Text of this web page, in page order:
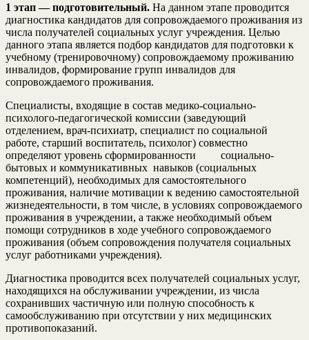
1 этап — подготовительный. На данном этапе проводится
диагностика кандидатов для сопровождаемого проживания из
числа получателей социальных услуг учреждения. Целью
данного этапа является подбор кандидатов для подготовки к
учебному (тренировочному) сопровождаемому проживанию
инвалидов, формирование групп инвалидов для
сопровождаемого проживания.
Специалисты, входящие в состав медико-социально-
психолого-педагогической комиссии (заведующий
отделением, врач-психиатр, специалист по социальной
работе, старший воспитатель, психолог) совместно
определяют уровень сформированности социально-
бытовых и коммуникативных навыков (социальных
компетенций), необходимых для самостоятельного
проживания, наличие мотивации к ведению самостоятельной
жизнедеятельности, в том числе, в условиях сопровождаемого
проживания в учреждении, а также необходимый объем
помощи сотрудников в ходе учебного сопровождаемого
проживания (объем сопровождения получателя социальных
услуг работниками учреждения).
Диагностика проводится всех получателей социальных услуг,
находящихся на обслуживании учреждении, из числа
сохранивших частичную или полную способность к
самообслуживанию при отсутствии у них медицинских
противопоказаний.